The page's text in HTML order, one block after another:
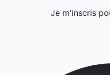
Je m'inscris